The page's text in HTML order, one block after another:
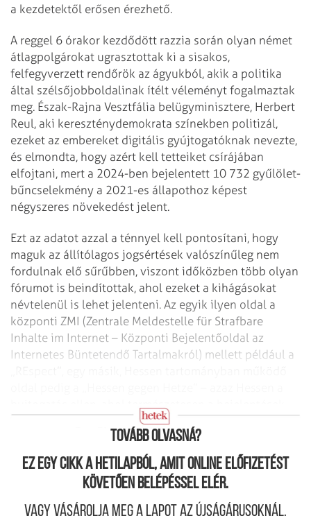
a kezdetektől erősen érezhető.
A reggel 6 órakor kezdődött razzia során olyan német
átlagpolgárokat ugrasztottak ki a sisakos,
felfegyverzett rendőrök az ágyukból, akik a politika
által szélsőjobboldalinak ítélt véleményt fogalmaztak
meg. Észak-Rajna Vesztfália belügyminisztere, Herbert
Reul, aki kereszténydemokrata színekben politizál,
ezeket az embereket digitális gyújtogatóknak nevezte,
és elmondta, hogy azért kell tetteiket csírájában
elfojtani, mert a 2024-ben bejelentett 10 732 gyűlölet-
bűncselekmény a 2021-es állapothoz képest
négyszeres növekedést jelent.
Ezt az adatot azzal a ténnyel kell pontosítani, hogy
maguk az állítólagos jogsértések valószínűleg nem
fordulnak elő sűrűbben, viszont időközben több olyan
fórumot is beindítottak, ahol ezeket a kihágásokat
névtelenül is lehet jelenteni. Az egyik ilyen oldal a
központi ZMI (Zentrale Meldestelle für Strafbare
Inhalte im Internet – Központi Bejelentőoldal az
Internetes Büntetendő Tartalmakról) mellett például a
száma nőtt igen gyorsan a többszörösére.
Tovább olvasná?
Ez egy cikk a hetilapból, amit online előfizetést
követően belépéssel elér.
Vagy vásárolja meg a lapot az újságárusoknál.